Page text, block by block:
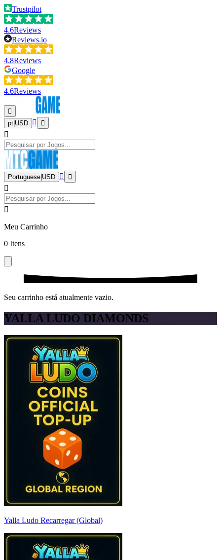
Trustpilot
4.6Reviews
Reviews.io
4.8Reviews
Google
4.6Reviews
pt USD
Portuguese USD
Meu Carrinho
0 Itens
Seu carrinho está atualmente vazio.
YALLA LUDO DIAMONDS
Yalla Ludo Recarregar (Global)